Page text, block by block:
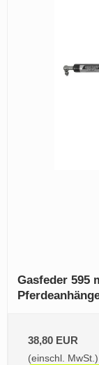
Gasfeder 595
38,80 EUR
(einschl. MwSt.)